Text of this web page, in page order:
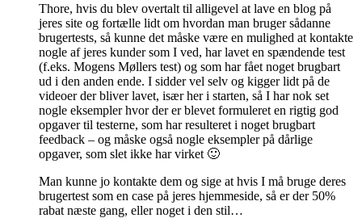
Thore, hvis du blev overtalt til alligevel at lave en blog på
jeres site og fortælle lidt om hvordan man bruger sådanne
brugertests, så kunne det måske være en mulighed at kontakte
nogle af jeres kunder som I ved, har lavet en spændende test
(f.eks. Mogens Møllers test) og som har fået noget brugbart
ud i den anden ende. I sidder vel selv og kigger lidt på de
videoer der bliver lavet, især her i starten, så I har nok set
nogle eksempler hvor der er blevet formuleret en rigtig god
opgaver til testerne, som har resulteret i noget brugbart
feedback – og måske også nogle eksempler på dårlige
opgaver, som slet ikke har virket 🙂
Man kunne jo kontakte dem og sige at hvis I må bruge deres
brugertest som en case på jeres hjemmeside, så er der 50%
rabat næste gang, eller noget i den stil…